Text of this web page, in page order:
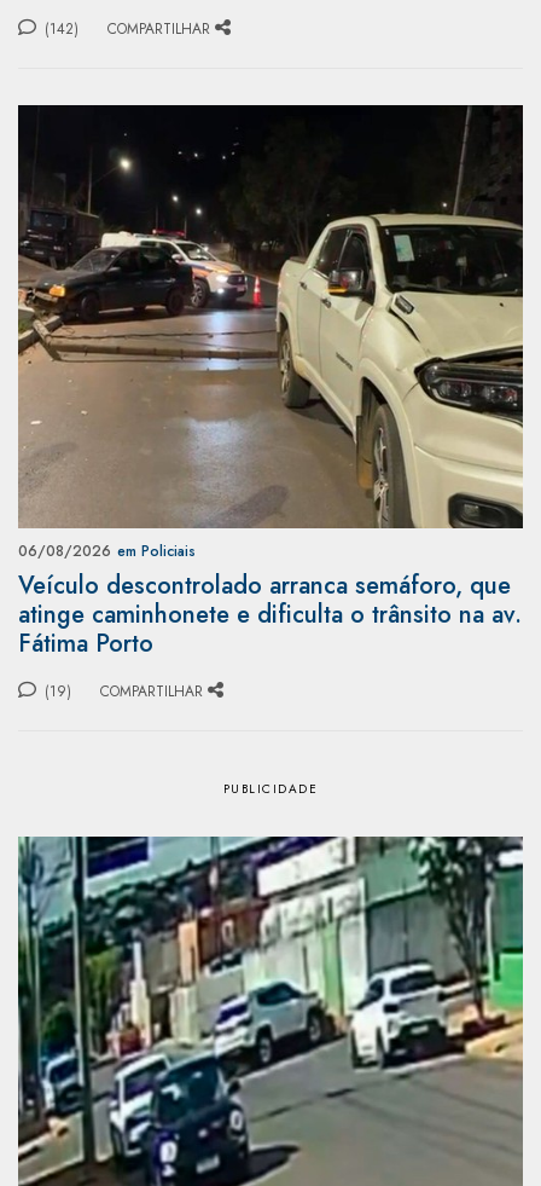
(142) COMPARTILHAR
06/08/2026 em Policiais
Veículo descontrolado arranca semáforo, que
atinge caminhonete e dificulta o trânsito na av.
Fátima Porto
(19) COMPARTILHAR